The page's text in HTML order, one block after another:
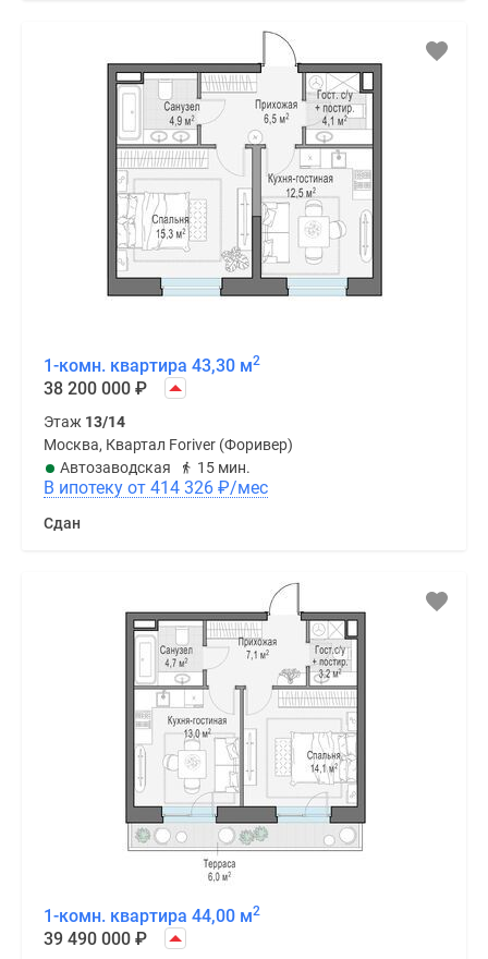
1-комн. квартира 43,30 м2
38 200 000 ₽
Этаж 13/14
Москва, Квартал Foriver (Форивер)
Автозаводская
15 мин.
В ипотеку от 414 326 ₽/мес
Сдан
1-комн. квартира 44,00 м2
39 490 000 ₽